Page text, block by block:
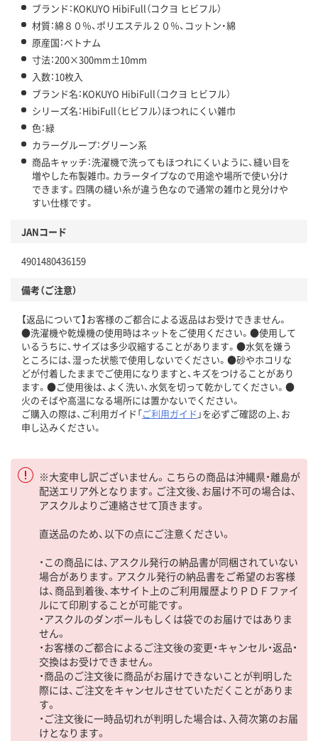
ブランド：KOKUYO HibiFull（コクヨ ヒビフル）
材質：綿８０％、ポリエステル２０％、コットン・綿
原産国：ベトナム
寸法：200×300mm±10mm
入数：10枚入
ブランド名：KOKUYO HibiFull（コクヨ ヒビフル）
シリーズ名：HibiFull（ヒビフル）ほつれにくい雑巾
色：緑
カラーグループ：グリーン系
商品キャッチ：洗濯機で洗ってもほつれにくいように、縫い目を
増やした布製雑巾。カラータイプなので用途や場所で使い分け
できます。四隅の縫い糸が違う色なので通常の雑巾と見分けや
すい仕様です。
JANコード
4901480436159
備考（ご注意）
【返品について】お客様のご都合による返品はお受けできません。
●洗濯機や乾燥機の使用時はネットをご使用ください。●使用して
いるうちに、サイズは多少収縮することがあります。●水気を嫌う
ところには、湿った状態で使用しないでください。●砂やホコリな
どが付着したままでご使用になりますと、キズをつけることがあり
ます。●ご使用後は、よく洗い、水気を切って乾かしてください。●
火のそばや高温になる場所には置かないでください。
ご購入の際は、ご利用ガイド「ご利用ガイド 」を必ずご確認の上、お
申し込みください。
※大変申し訳ございません。こちらの商品は沖縄県・離島が
配送エリア外となります。ご注文後、お届け不可の場合は、
アスクルよりご連絡させて頂きます。
直送品のため、以下の点にご注意ください。
・この商品には、アスクル発行の納品書が同梱されていない
場合があります。アスクル発行の納品書をご希望のお客様
は、商品到着後、本サイト上のご利用履歴よりＰＤＦファイ
ルにて印刷することが可能です。
・アスクルのダンボールもしくは袋でのお届けではありま
せん。
・お客様のご都合によるご注文後の変更・キャンセル・返品・
交換はお受けできません。
・商品のご注文後に商品がお届けできないことが判明した
際には、ご注文をキャンセルさせていただくことがありま
す。
・ご注文後に一時品切れが判明した場合は、入荷次第のお届
けとなります。